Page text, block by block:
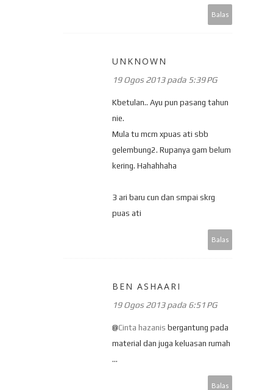
Balas
UNKNOWN
19 Ogos 2013 pada 5:39 PG
Kbetulan.. Ayu pun pasang tahun
nie.
Mula tu mcm xpuas ati sbb
gelembung2. Rupanya gam belum
kering. Hahahhaha
3 ari baru cun dan smpai skrg
puas ati
Balas
BEN ASHAARI
19 Ogos 2013 pada 6:51 PG
@Cinta hazanis bergantung pada
material dan juga keluasan rumah
...
Balas